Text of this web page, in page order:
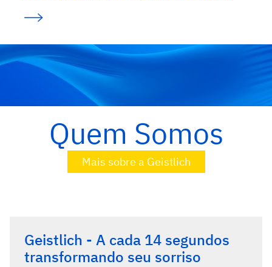
Quem Somos
Mais sobre a Geistlich
Geistlich - A cada 14 segundos
transformando seu sorriso